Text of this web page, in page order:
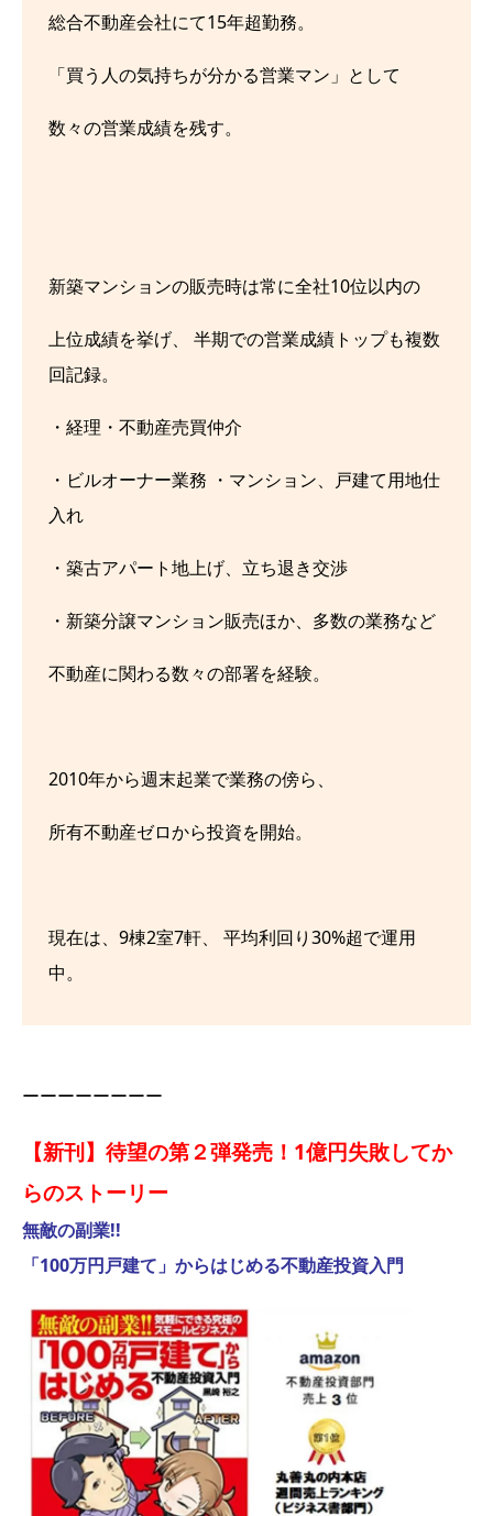
総合不動産会社にて15年超勤務。
「買う人の気持ちが分かる営業マン」として
数々の営業成績を残す。
新築マンションの販売時は常に全社10位以内の
上位成績を挙げ、 半期での営業成績トップも複数
回記録。
・経理・不動産売買仲介
・ビルオーナー業務 ・マンション、戸建て用地仕
入れ
・築古アパート地上げ、立ち退き交渉
・新築分譲マンション販売ほか、多数の業務など
不動産に関わる数々の部署を経験。
2010年から週末起業で業務の傍ら、
所有不動産ゼロから投資を開始。
現在は、9棟2室7軒、 平均利回り30%超で運用
中。
ーーーーーーーー
【新刊】待望の第２弾発売！1億円失敗してか
らのストーリー
無敵の副業!!
「100万円戸建て」からはじめる不動産投資入門